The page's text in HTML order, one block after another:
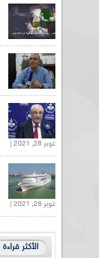
أكتوبر 28, 2021 |
أكتوبر 28, 2021 |
الأكثر قراءة